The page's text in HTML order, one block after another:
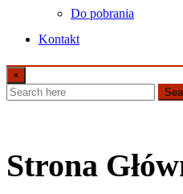
Do pobrania
Kontakt
×
Strona